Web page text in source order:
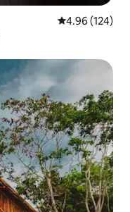
レビュー124
4.96 (124)